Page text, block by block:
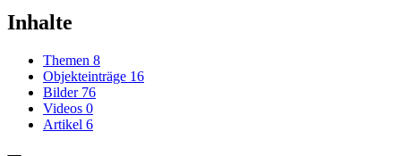
Inhalte
Themen 8
Objekteinträge 16
Bilder 76
Videos 0
Artikel 6